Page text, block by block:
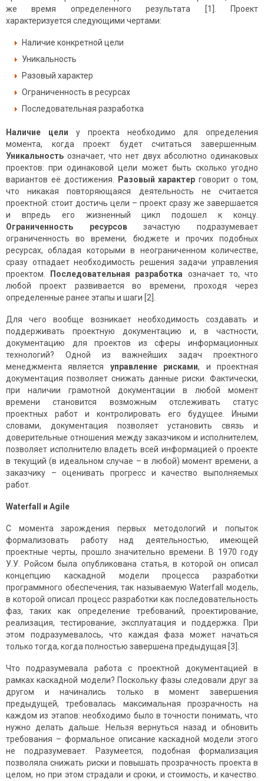
же время определенного результата [1]. Проект
характеризуется следующими чертами:
Наличие конкретной цели
Уникальность
Разовый характер
Ограниченность в ресурсах
Последовательная разработка
Наличие цели у проекта необходимо для определения
момента, когда проект будет считаться завершенным.
Уникальность означает, что нет двух абсолютно одинаковых
проектов: при одинаковой цели может быть сколько угодно
вариантов её достижения.
Разовый характер говорит о том,
что никакая повторяющаяся деятельность не считается
проектной: стоит достичь цели – проект сразу же завершается
и впредь его жизненный цикл подошел к концу.
Ограниченность ресурсовзачастую подразумевает
ограниченность во времени, бюджете и прочих подобных
ресурсах, обладая которыми в неограниченном количестве,
сразу отпадает необходимость решения задачи управления
проектом.
Последовательная разработка означает то, что
любой проект развивается во времени, проходя через
определенные ранее этапы и шаги [2].
Для чего вообще возникает необходимость создавать и
поддерживать проектную документацию и, в частности,
документацию для проектов из сферы информационных
технологий? Одной из важнейших задач проектного
менеджмента является управление рисками, и проектная
документация позволяет снижать данные риски. Фактически,
при наличии грамотной документации в любой момент
времени становится возможным отслеживать статус
проектных работ и контролировать его будущее. Иными
словами, документация позволяет установить связь и
доверительные отношения между заказчиком и исполнителем,
позволяет исполнителю владеть всей информацией о проекте
в текущий (в идеальном случае – в любой) момент времени, а
заказчику – оценивать прогресс и качество выполняемых
работ.
Waterfall и Agile
С момента зарождения первых методологий и попыток
формализовать работу над деятельностью, имеющей
проектные черты, прошло значительно времени. В 1970 году
У.У. Ройсом была опубликована статья, в которой он описал
концепцию каскадной модели процесса разработки
программного обеспечения, так называемую Waterfall модель,
в которой описал процесс разработки как последовательность
фаз, таких как определение требований, проектирование,
реализация, тестирование, эксплуатация и поддержка. При
этом подразумевалось, что каждая фаза может начаться
только тогда, когда полностью завершена предыдущая [3].
Что подразумевала работа с проектной документацией в
рамках каскадной модели? Поскольку фазы следовали друг за
другом и начинались только в момент завершения
предыдущей, требовалась максимальная прозрачность на
каждом из этапов: необходимо было в точности понимать, что
нужно делать дальше. Нельзя вернуться назад и обновить
требования – формальное описание каскадной модели этого
не подразумевает. Разумеется, подобная формализация
позволяла снижать риски и повышать прозрачность проекта в
целом, но при этом страдали и сроки, и стоимость, и качество.